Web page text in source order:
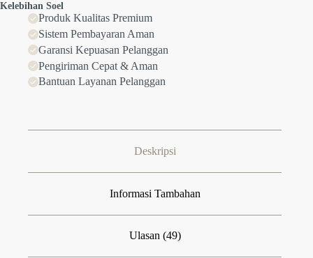
Kelebihan Soel
Produk Kualitas Premium
Sistem Pembayaran Aman
Garansi Kepuasan Pelanggan
Pengiriman Cepat & Aman
Bantuan Layanan Pelanggan
Deskripsi
Informasi Tambahan
Ulasan (49)